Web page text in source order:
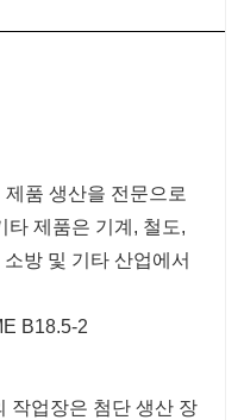
품 생산을 전문으로
타 제품은 기계, 철도,
방 및 기타 산업에서
작업장은 첨단 생산 장